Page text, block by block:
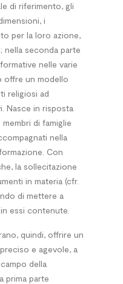
di riferimento, gli
i
per la loro azione,
nella seconda parte
nelle varie
offre un modello
religiosi ad
Nasce in risposta
membri di famiglie
nella
Con
la sollecitazione
in materia (cfr.
di mettere a
essi contenute.
quindi, offrire un
e agevole, a
della
prima parte